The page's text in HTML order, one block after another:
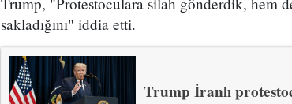
sakladığını" iddia etti.
Trump İranlı